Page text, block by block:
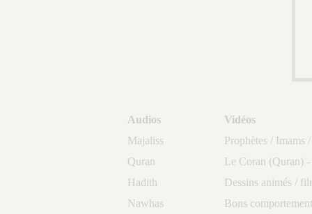
Audios
Vidéos
Majaliss
Prophètes / Imams
Quran
Le Coran (Quran) -
Hadith
Dessins animés /
Nawhas
Bons